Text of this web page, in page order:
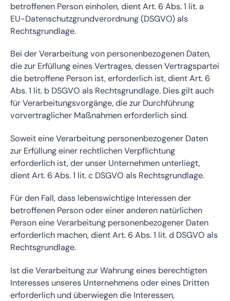
betroffenen Person einholen, dient Art. 6 Abs. 1 lit. a
EU-Datenschutzgrundverordnung (DSGVO) als
Rechtsgrundlage.
Bei der Verarbeitung von personenbezogenen Daten,
die zur Erfüllung eines Vertrages, dessen Vertragspartei
die betroffene Person ist, erforderlich ist, dient Art. 6
Abs. 1 lit. b DSGVO als Rechtsgrundlage. Dies gilt auch
für Verarbeitungsvorgänge, die zur Durchführung
vorvertraglicher Maßnahmen erforderlich sind.
Soweit eine Verarbeitung personenbezogener Daten
zur Erfüllung einer rechtlichen Verpflichtung
erforderlich ist, der unser Unternehmen unterliegt,
dient Art. 6 Abs. 1 lit. c DSGVO als Rechtsgrundlage.
Für den Fall, dass lebenswichtige Interessen der
betroffenen Person oder einer anderen natürlichen
Person eine Verarbeitung personenbezogener Daten
erforderlich machen, dient Art. 6 Abs. 1 lit. d DSGVO als
Rechtsgrundlage.
Ist die Verarbeitung zur Wahrung eines berechtigten
Interesses unseres Unternehmens oder eines Dritten
erforderlich und überwiegen die Interessen,